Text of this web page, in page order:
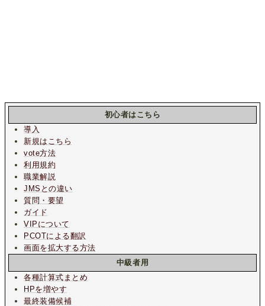
初心者はこちら
導入
新規はこちら
vote方法
利用規約
職業解説
JMSとの違い
質問・要望
ガイド
VIPについて
PCOTによる翻訳
画面を拡大する方法
中級者用
各種計算式まとめ
HPを増やす
最終装備候補